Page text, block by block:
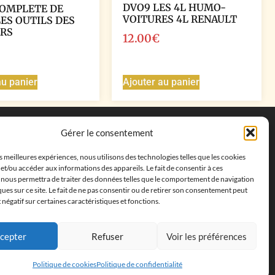
Gérer le consentement
meilleures expériences, nous utilisons des technologies telles que les cookies
ou accéder aux informations des appareils. Le fait de consentir à ces
permettra de traiter des données telles que le comportement de navigation
sur ce site. Le fait de ne pas consentir ou de retirer son consentement peut
sur certaines caractéristiques et fonctions.
Refuser Voir les préférences
Politique de cookiesPolitique de confidentialité
DE
OUTILS DES
panier
DVO9 LES 4L HUMO-
VOITURES 4L RENAULT
12.00€
Ajouter au panier
Coordonnées
cléments, 13500 Martigues, France
Téléphone : ‭+33652313256‬
Email :feves.collecstore@gmail.com